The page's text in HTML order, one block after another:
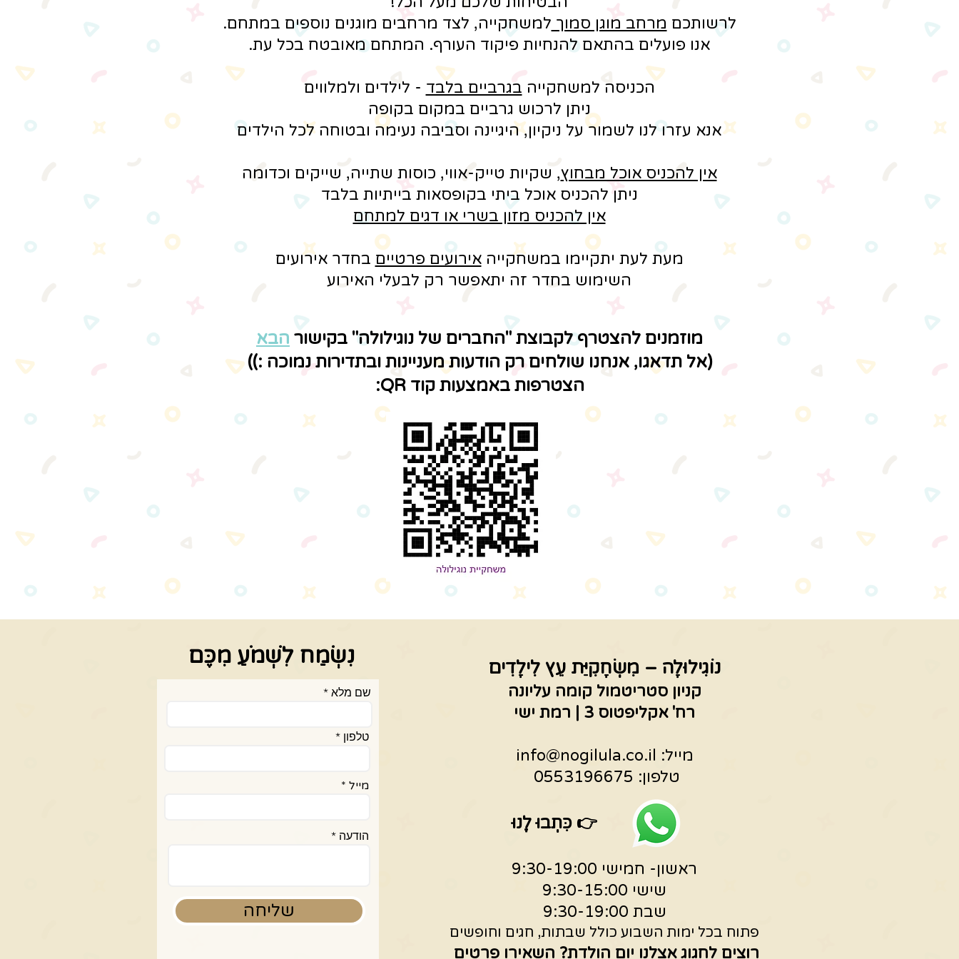
לרשותכם מרחב מוגן סמוך למשחקייה, לצד מרחבים מוגנים נוספים במתחם.
אנו פועלים בהתאם להנחיות פיקוד העורף. המתחם מאובטח בכל עת.
הכניסה למשחקייה בגרביים בלבד - לילדים ולמלווים
ניתן לרכוש גרביים במקום בקופה
אנא עזרו לנו לשמור על ניקיון, היגיינה וסביבה נעימה ובטוחה לכל הילדים
אין להכניס אוכל מבחוץ, שקיות טייק-אווי, כוסות שתייה, שייקים וכדומה
ניתן להכניס אוכל ביתי בקופסאות בייתיות בלבד
אין להכניס מזון בשרי או דגים למתחם
מעת לעת יתקיימו במשחקייהאירועים פרטיים בחדר אירועים
השימוש בחדר זה יתאפשר רק לבעלי האירוע
מוזמנים להצטרף לקבוצת "החברים של נוגילולה" בקישור הבא
(אל תדאגו, אנחנו שולחים רק הודעות מעניינות ובתדירות נמוכה :))
הצטרפות באמצעות קוד QR:
נִשְׂמַח לִשְׁמֹעַ מִכֶּם
שם מלא
טלפון
מייל
הודעה
שליחה
נוֹגִילוּלָה – מִשְׂחָקִיַּת עֵץ לִילָדִים
קניון סטריטמול קומה עליונה
רח' אקליפטוס 3 | רמת ישי
מייל: info@nogilula.co.il
טלפון: 0553196675
ראשון- חמישי 9:30-19:00
שישי 9:30-15:00
שבת 9:30-19:00
פתוח בכל ימות השבוע כולל שבתות, חגים וחופשים
רוצים לחגוג אצלנו יום הולדת? השאירו פרטים
👉כִּתְבוּ לָנוּ